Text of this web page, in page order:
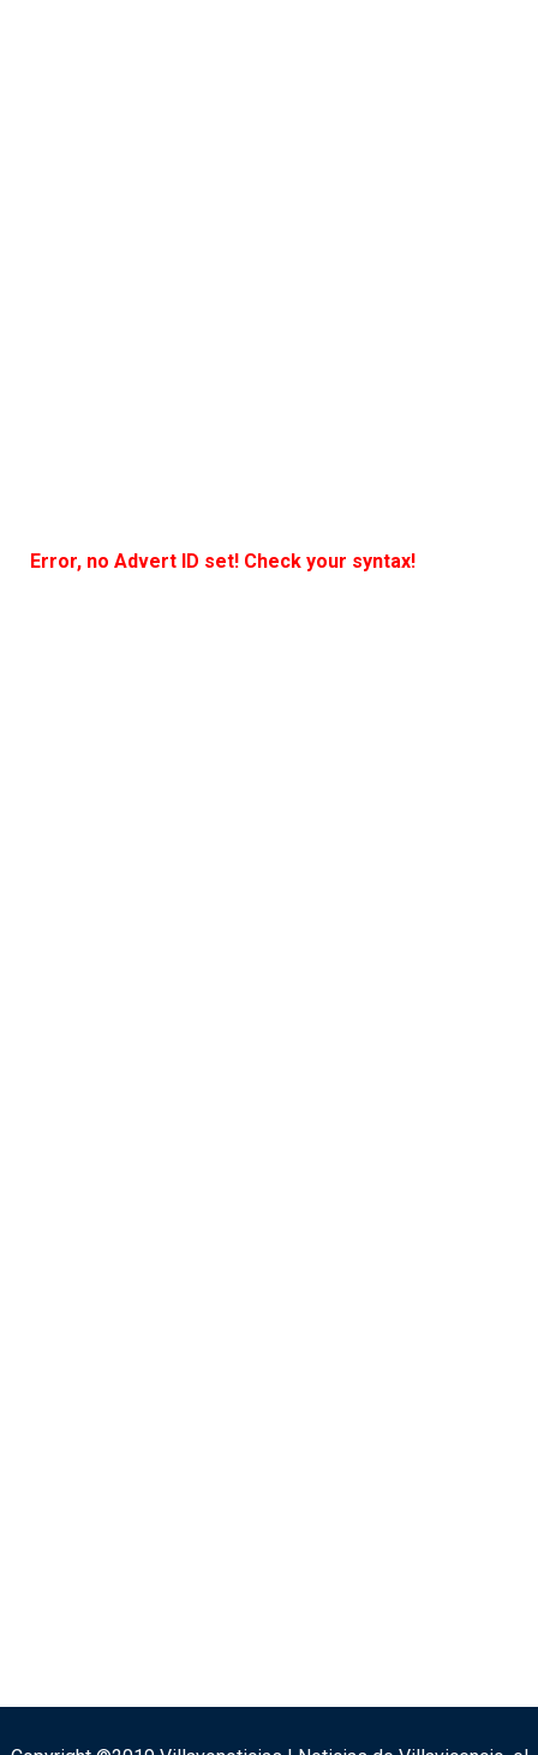
Error, no Advert ID set! Check your syntax!